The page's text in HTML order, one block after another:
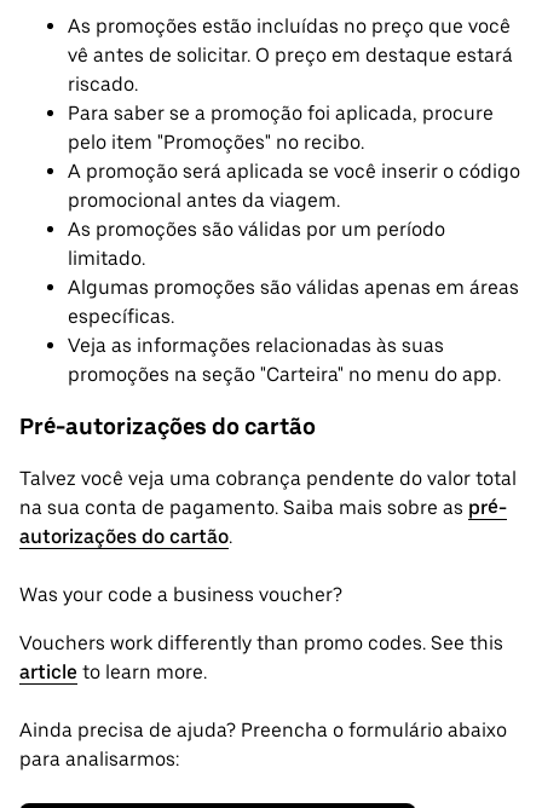
As promoções estão incluídas no preço que você
vê antes de solicitar. O preço em destaque estará
riscado.
Para saber se a promoção foi aplicada, procure
pelo item "Promoções" no recibo.
A promoção será aplicada se você inserir o código
promocional antes da viagem.
As promoções são válidas por um período
limitado.
Algumas promoções são válidas apenas em áreas
específicas.
Veja as informações relacionadas às suas
promoções na seção "Carteira" no menu do app.
Pré-autorizações do cartão
Talvez você veja uma cobrança pendente do valor total
na sua conta de pagamento. Saiba mais sobre as pré-
autorizações do cartão.
Was your code a business voucher?
Vouchers work differently than promo codes. See this
article to learn more.
Ainda precisa de ajuda? Preencha o formulário abaixo
para analisarmos: